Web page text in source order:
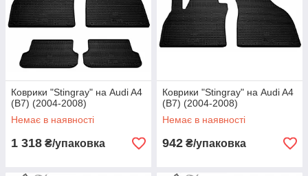
Коврики "Stingray" на Audi A4
(B7) (2004-2008)
Немає в наявності
1 318 ₴/упаковка
Коврики "Stingray" на Audi A4
(B7) (2004-2008)
Немає в наявності
942 ₴/упаковка